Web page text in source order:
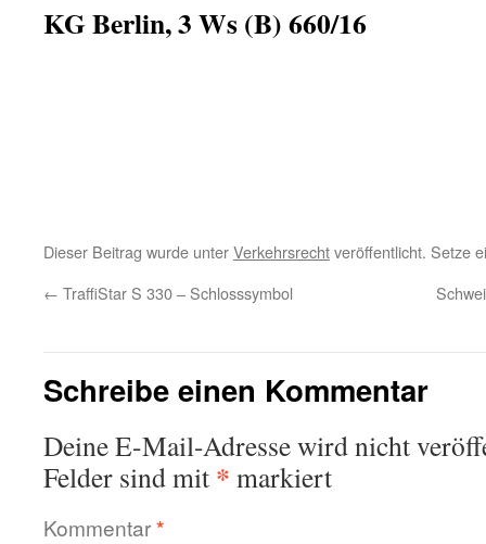
KG Berlin, 3 Ws (B) 660/16
Dieser Beitrag wurde unterVerkehrsrechtveröffentlicht. Setze
← TraffiStar S 330 – Schlosssymbol
Schreibe einen Kommentar
Deine E-Mail-Adresse wird nicht
Felder sind mit * markiert
Kommentar*